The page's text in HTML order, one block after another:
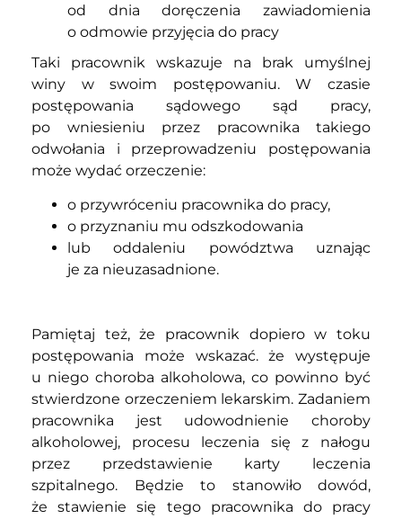
od dnia doręczenia zawiadomienia
o odmowie przyjęcia do pracy
Taki pracownik wskazuje na brak umyślnej
winy w swoim postępowaniu. W czasie
postępowania sądowego sąd pracy,
po wniesieniu przez pracownika takiego
odwołania i przeprowadzeniu postępowania
może wydać orzeczenie:
o przywróceniu pracownika do pracy,
o przyznaniu mu odszkodowania
lub oddaleniu powództwa uznając
je za nieuzasadnione.
Pamiętaj też, że pracownik dopiero w toku
postępowania może wskazać. że występuje
u niego choroba alkoholowa, co powinno być
stwierdzone orzeczeniem lekarskim. Zadaniem
pracownika jest udowodnienie choroby
alkoholowej, procesu leczenia się z nałogu
przez przedstawienie karty leczenia
szpitalnego. Będzie to stanowiło dowód,
że stawienie się tego pracownika do pracy